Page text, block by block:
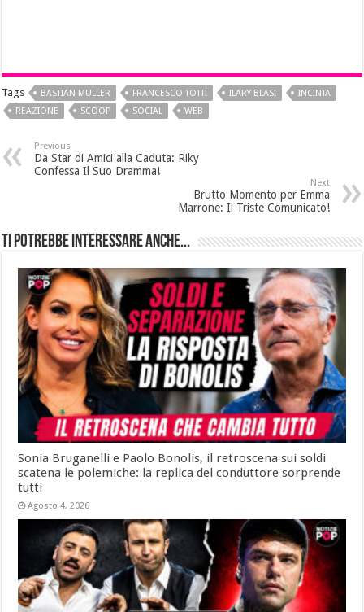
Tags BASTIAN MULLER FRANCESCO TOTTI ILARY BLASI
INCINTA
REAZIONE
SCOOP SOCIAL WEB
Previous
Da Star di Amici alla Caduta: Riky
Confessa Il Suo Dramma!
Next
Brutto Momento per Emma
Marrone: Il Triste Comunicato!
Ti potrebbe interessare anche...
Sonia Bruganelli e Paolo Bonolis, il retroscena sui soldi
scatena le polemiche: la replica del conduttore sorprende
tutti
Agosto 4, 2026